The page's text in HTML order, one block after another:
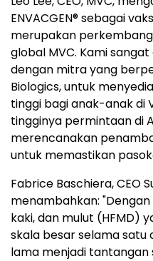
ENVACGEN® sebagai
merupakan
global MVC. Kami
dengan mitra yang
Biologics, untuk
tinggi bagi anak-anak di
tingginya permintaan di
merencanakan
untuk memastikan
Fabrice Baschiera, CEO
menambahkan:
kaki, dan mulut (HFMD)
skala besar selama satu
lama menjadi tantangan